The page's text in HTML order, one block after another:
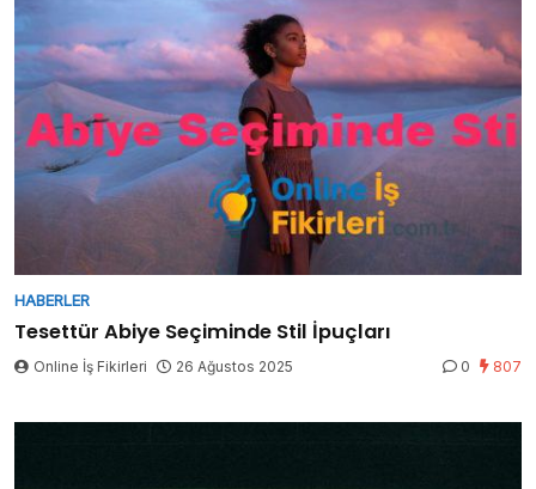
HABERLER
Tesettür Abiye Seçiminde Stil İpuçları
Online İş Fikirleri 26 Ağustos 2025 0 807